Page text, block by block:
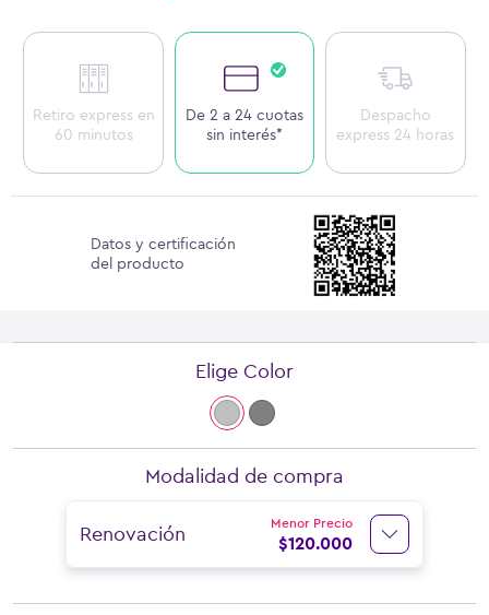
Retiro express en
60 minutos
De 2 a 24 cuotas
sin interés*
Despacho
express 24 horas
Datos y certificación
del producto
Elige Color
Modalidad de compra
Renovación Menor Precio
$120.000